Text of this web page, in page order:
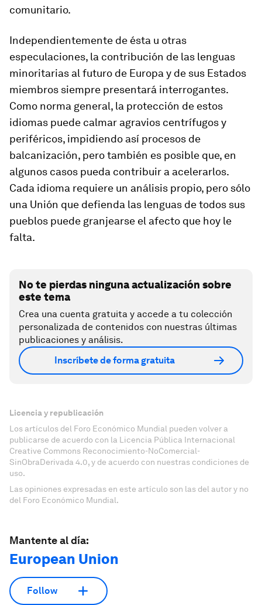
comunitario.
Independientemente de ésta u otras
especulaciones, la contribución de las lenguas
minoritarias al futuro de Europa y de sus Estados
miembros siempre presentará interrogantes.
Como norma general, la protección de estos
idiomas puede calmar agravios centrífugos y
periféricos, impidiendo así procesos de
balcanización, pero también es posible que, en
algunos casos pueda contribuir a acelerarlos.
Cada idioma requiere un análisis propio, pero sólo
una Unión que defienda las lenguas de todos sus
pueblos puede granjearse el afecto que hoy le
falta.
No te pierdas ninguna actualización sobre
este tema
Crea una cuenta gratuita y accede a tu colección
personalizada de contenidos con nuestras últimas
publicaciones y análisis.
Inscríbete de forma gratuita
Licencia y republicación
Los artículos del Foro Económico Mundial pueden volver a
publicarse de acuerdo con la Licencia Pública Internacional
Creative Commons Reconocimiento-NoComercial-
SinObraDerivada 4.0, y de acuerdo con nuestras condiciones de
uso.
Las opiniones expresadas en este artículo son las del autor y no
del Foro Económico Mundial.
Mantente al día:
European Union
Follow